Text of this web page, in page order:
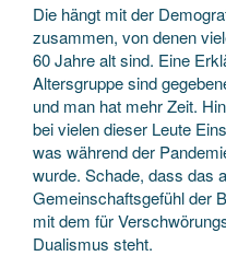
Die hängt mit der
zusammen, von denen
60 Jahre alt sind. Eine
Altersgruppe sind
und man hat mehr Zeit.
bei vielen dieser Leute
was während der
wurde. Schade, dass das
Gemeinschaftsgefühl der
mit dem für
Dualismus steht.